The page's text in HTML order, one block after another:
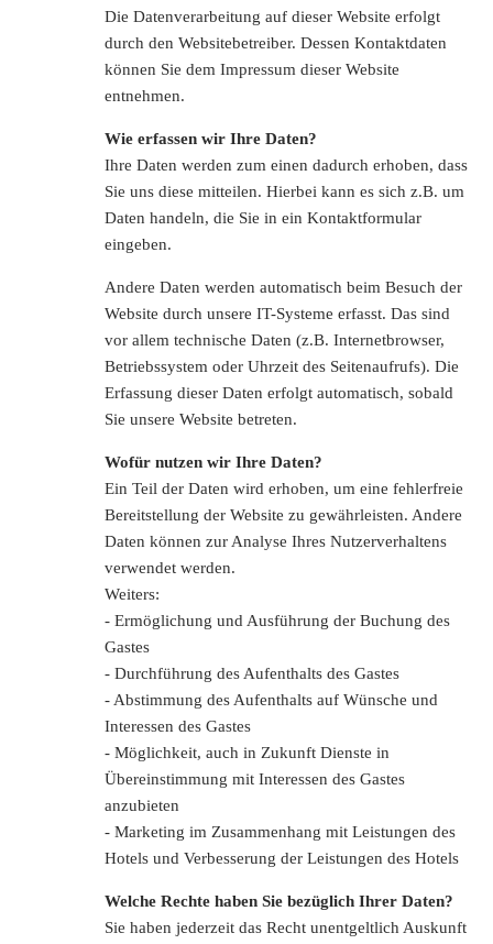
Die Datenverarbeitung auf dieser Website erfolgt
durch den Websitebetreiber. Dessen Kontaktdaten
können Sie dem Impressum dieser Website
entnehmen.
Wie erfassen wir Ihre Daten?
Ihre Daten werden zum einen dadurch erhoben, dass
Sie uns diese mitteilen. Hierbei kann es sich z.B. um
Daten handeln, die Sie in ein Kontaktformular
eingeben.
Andere Daten werden automatisch beim Besuch der
Website durch unsere IT-Systeme erfasst. Das sind
vor allem technische Daten (z.B. Internetbrowser,
Betriebssystem oder Uhrzeit des Seitenaufrufs). Die
Erfassung dieser Daten erfolgt automatisch, sobald
Sie unsere Website betreten.
Wofür nutzen wir Ihre Daten?
Ein Teil der Daten wird erhoben, um eine fehlerfreie
Bereitstellung der Website zu gewährleisten. Andere
Daten können zur Analyse Ihres Nutzerverhaltens
verwendet werden.
Weiters:
- Ermöglichung und Ausführung der Buchung des
Gastes
- Durchführung des Aufenthalts des Gastes
- Abstimmung des Aufenthalts auf Wünsche und
Interessen des Gastes
- Möglichkeit, auch in Zukunft Dienste in
Übereinstimmung mit Interessen des Gastes
anzubieten
- Marketing im Zusammenhang mit Leistungen des
Hotels und Verbesserung der Leistungen des Hotels
Welche Rechte haben Sie bezüglich Ihrer Daten?
Sie haben jederzeit das Recht unentgeltlich Auskunft